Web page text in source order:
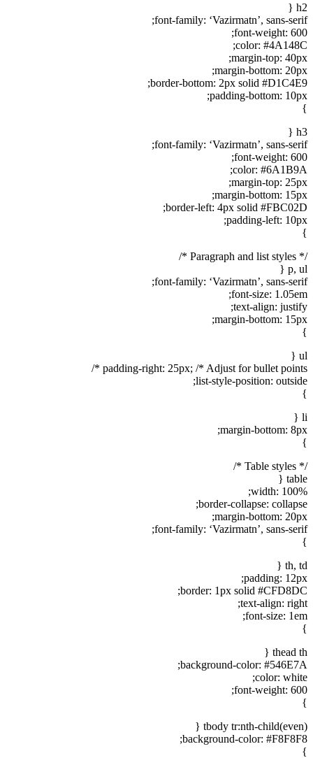
h2 {
font-family: ‘Vazirmatn’, sans-serif;
font-weight: 600;
color: #4A148C;
margin-top: 40px;
margin-bottom: 20px;
border-bottom: 2px solid #D1C4E9;
padding-bottom: 10px;
}
h3 {
font-family: ‘Vazirmatn’, sans-serif;
font-weight: 600;
color: #6A1B9A;
margin-top: 25px;
margin-bottom: 15px;
border-left: 4px solid #FBC02D;
padding-left: 10px;
}
/* Paragraph and list styles */
p, ul {
font-family: ‘Vazirmatn’, sans-serif;
font-size: 1.05em;
text-align: justify;
margin-bottom: 15px;
}
ul {
padding-right: 25px; /* Adjust for bullet points */
list-style-position: outside;
}
li {
margin-bottom: 8px;
}
/* Table styles */
table {
width: 100%;
border-collapse: collapse;
margin-bottom: 20px;
font-family: ‘Vazirmatn’, sans-serif;
}
th, td {
padding: 12px;
border: 1px solid #CFD8DC;
text-align: right;
font-size: 1em;
}
thead th {
background-color: #546E7A;
color: white;
font-weight: 600;
}
tbody tr:nth-child(even) {
background-color: #F8F8F8;
}